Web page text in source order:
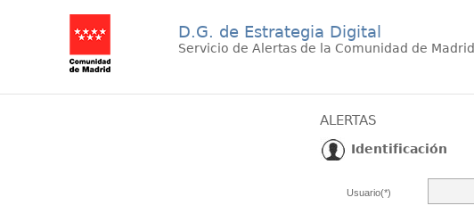
D.G. de Estrategia Digital
Servicio de Alertas de la Comunidad de Madrid
ALERTAS
Identificación
Usuario(*)